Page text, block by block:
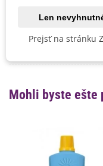
Mrazuvzdornosť
Vegetačné Obdobie
Mohli byste ešte
Len
Prejsť na stránku